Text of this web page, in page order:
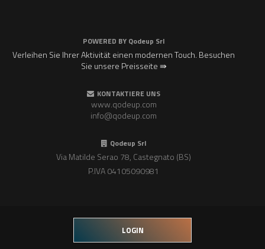
POWERED BY Qodeup Srl
Verleihen Sie Ihrer Aktivität einen modernen Touch. Besuchen
Sie unsere Preisseite ⇛
KONTAKTIERE UNS
www.qodeup.com
info@qodeup.com
Qodeup Srl
Via Matilde Serao 78, Castegnato (BS)
P.IVA 04105090981
LOGIN